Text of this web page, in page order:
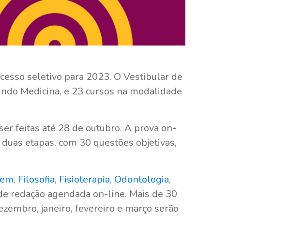
seletivo para 2023. O Vestibular de
Medicina, e 23 cursos na modalidade
feitas até 28 de outubro. A prova on-
etapas, com 30 questões objetivas,
, Filosofia, Fisioterapia, Odontologia,
redação agendada on-line. Mais de 30
janeiro, fevereiro e março serão